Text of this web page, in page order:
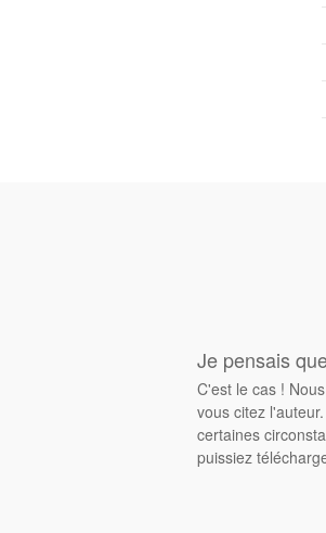
Je pensais
C'est le cas !
vous citez
certaines
puissiez